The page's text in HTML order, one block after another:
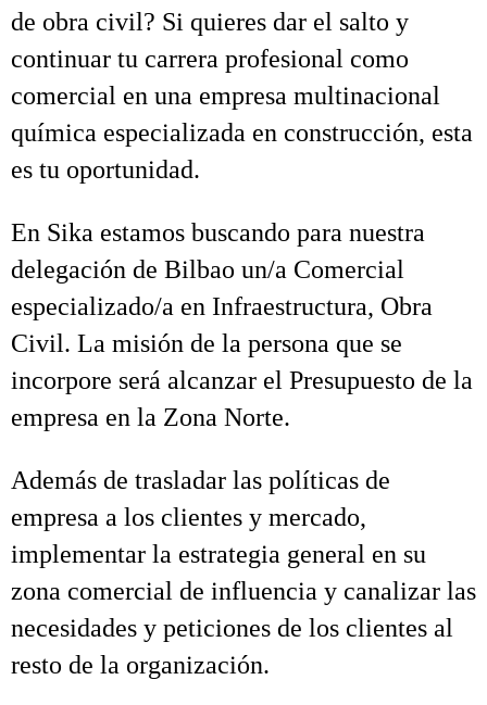
de obra civil? Si quieres dar el salto y
continuar tu carrera profesional como
comercial en una empresa multinacional
química especializada en construcción, esta
es tu oportunidad.
En Sika estamos buscando para nuestra
delegación de Bilbao un/a Comercial
especializado/a en Infraestructura, Obra
Civil. La misión de la persona que se
incorpore será alcanzar el Presupuesto de la
empresa en la Zona Norte.
Además de trasladar las políticas de
empresa a los clientes y mercado,
implementar la estrategia general en su
zona comercial de influencia y canalizar las
necesidades y peticiones de los clientes al
resto de la organización.